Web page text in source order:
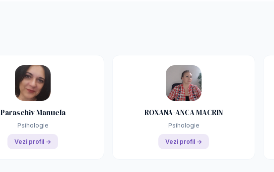
Paraschiv Manuela
Psihologie
Vezi profil →
ROXANA-ANCA MACRIN
Psihologie
Vezi profil →